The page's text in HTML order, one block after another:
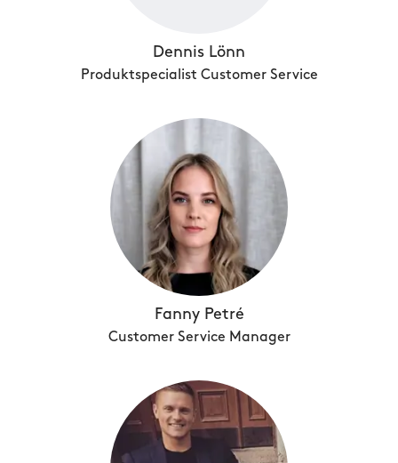
Dennis Lönn
Produktspecialist Customer Service
Fanny Petré
Customer Service Manager